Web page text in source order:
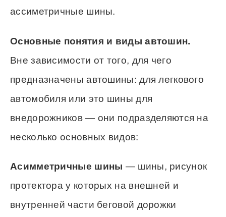
ассиметричные шины.
Основные понятия и виды автошин.
Вне зависимости от того, для чего
предназначены автошины: для легкового
автомобиля или это шины для
внедорожников — они подразделяются на
несколько основных видов:
Асимметричные шины — шины, рисунок
протектора у которых на внешней и
внутренней части беговой дорожки